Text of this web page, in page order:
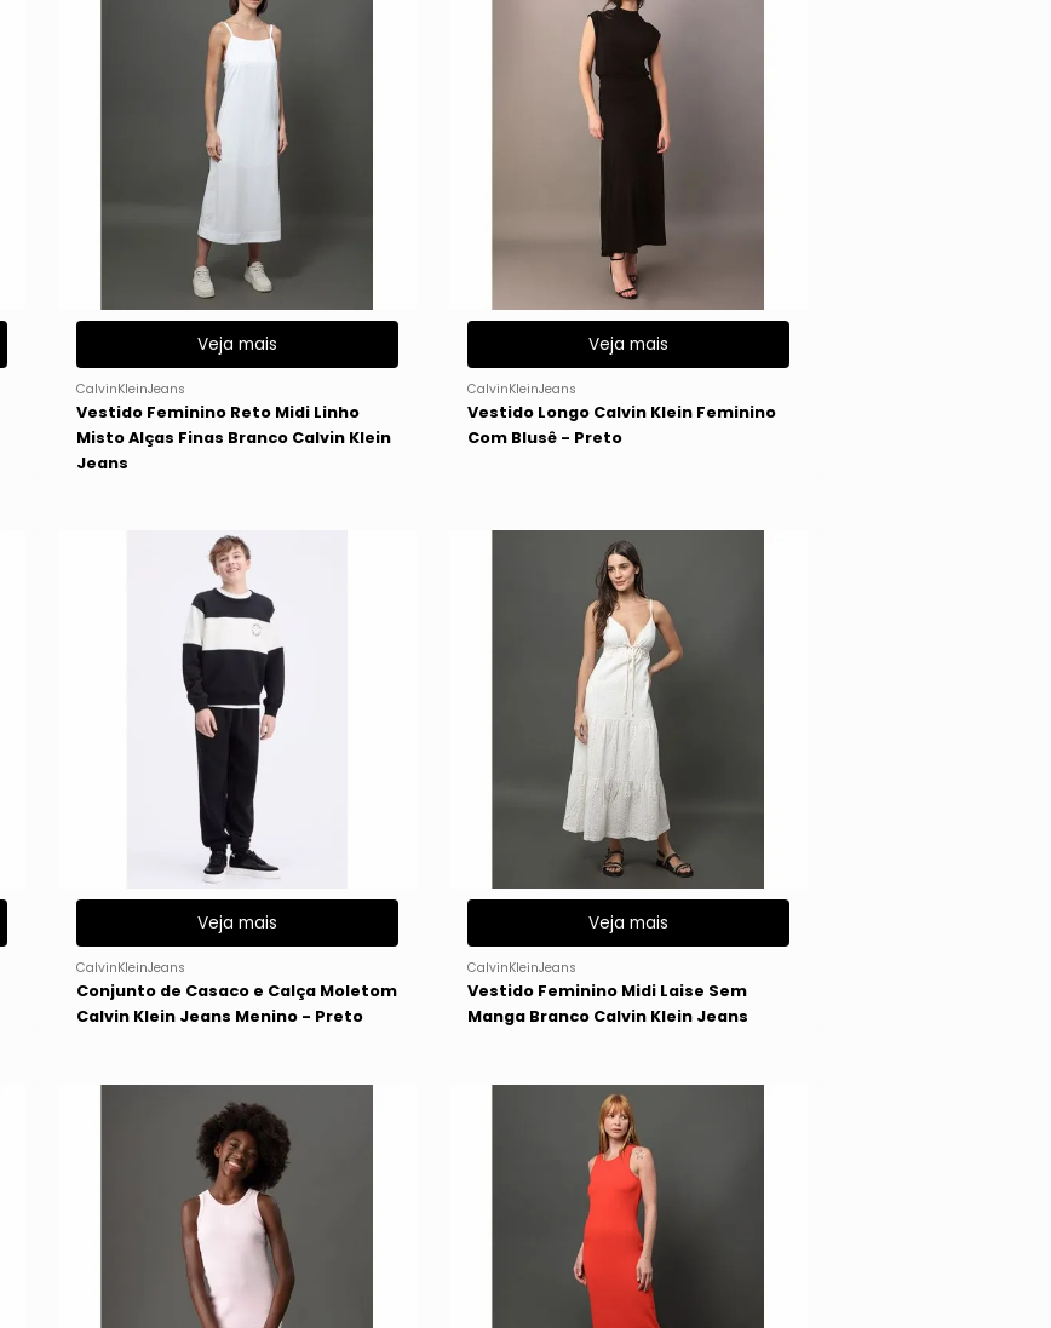
Veja mais
CalvinKleinJeans
Vestido Feminino Reto Midi Linho
Misto Alças Finas Branco Calvin Klein
Jeans
Veja mais
CalvinKleinJeans
Vestido Longo Calvin Klein Feminino
Com Blusê - Preto
Veja mais
CalvinKleinJeans
Conjunto de Casaco e Calça Moletom
Calvin Klein Jeans Menino - Preto
Veja mais
CalvinKleinJeans
Vestido Feminino Midi Laise Sem
Manga Branco Calvin Klein Jeans